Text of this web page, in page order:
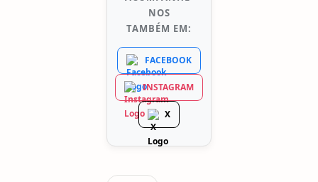
NOS
TAMBÉM EM:
FACEBOOK
INSTAGRAM
X